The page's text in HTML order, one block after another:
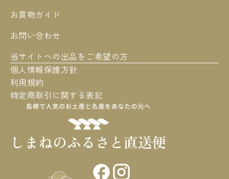
お買物ガイド
お問い合わせ
当サイトへの出品をご希望の方
個人情報保護方針
利用規約
特定商取引に関する表記